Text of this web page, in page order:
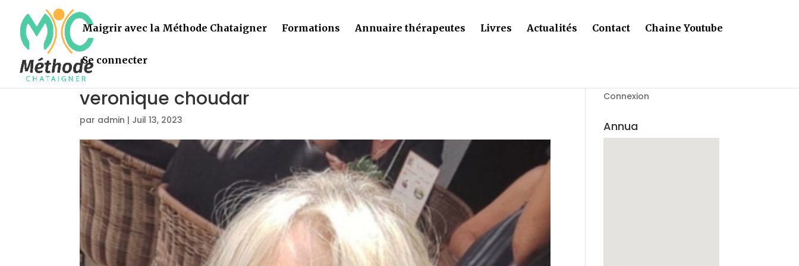
Maigrir avec la Méthode Chataigner Formations Annuaire thérapeutes Livres Actualités Contact Chaine Youtube
Se connecter
veronique choudar
par admin | Juil 13, 2023
Connexion
Annua